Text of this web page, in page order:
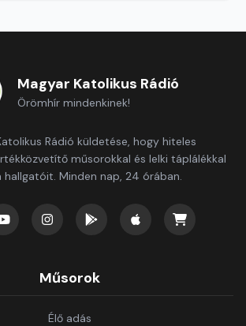
Magyar Katolikus Rádió
Örömhír mindenkinek!
Rádió küldetése, hogy hiteles
műsorokkal és lelki táplálékkal
hallgatóit. Minden nap, 24 órában.
Műsorok
Élő adás